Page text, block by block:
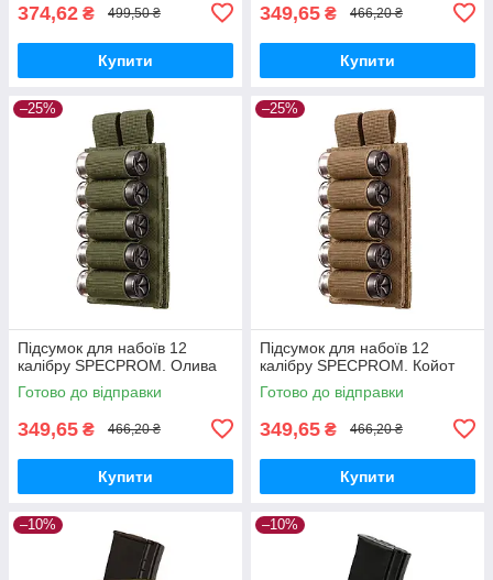
374,62 ₴ 499,50 ₴
Купити
349,65 ₴ 466,20 ₴
Купити
–25%
Підсумок для набоїв 12
калібру SPECPROM. Олива
Готово до відправки
349,65 ₴ 466,20 ₴
Купити
–25%
Підсумок для набоїв 12
калібру SPECPROM. Койот
Готово до відправки
349,65 ₴ 466,20 ₴
Купити
–10% –10%